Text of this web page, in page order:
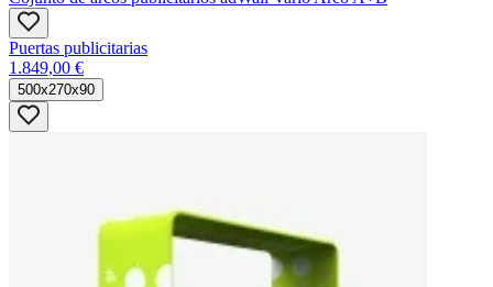
Puertas publicitarias
1.849,00 €
500x270x90